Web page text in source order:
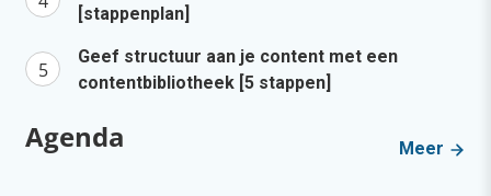
[stappenplan]
Geef structuur aan je content met een
contentbibliotheek [5 stappen]
Agenda Meer